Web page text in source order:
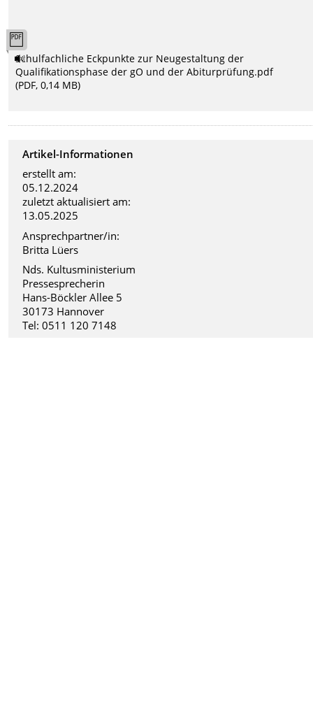
Schulfachliche Eckpunkte zur Neugestaltung der
Qualifikationsphase der gO und der Abiturprüfung.pdf
(PDF, 0,14 MB)
Artikel-Informationen
erstellt am:
05.12.2024
zuletzt aktualisiert am:
13.05.2025
Ansprechpartner/in:
Britta Lüers
Nds. Kultusministerium
Pressesprecherin
Hans-Böckler Allee 5
30173 Hannover
Tel: 0511 120 7148